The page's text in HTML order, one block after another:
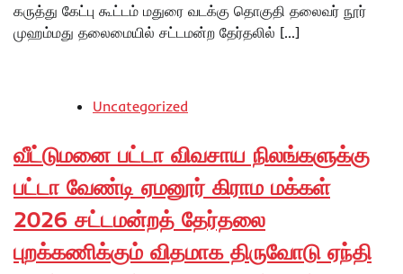
கருத்து கேட்பு கூட்டம் மதுரை வடக்கு தொகுதி தலைவர் நூர்
முஹம்மது தலைமையில் சட்டமன்ற தேர்தலில் […]
Uncategorized
வீட்டுமனை பட்டா விவசாய நிலங்களுக்கு
பட்டா வேண்டி ஏமனூர் கிராம மக்கள்
2026 சட்டமன்றத் தேர்தலை
புறக்கணிக்கும் விதமாக திருவோடு ஏந்தி